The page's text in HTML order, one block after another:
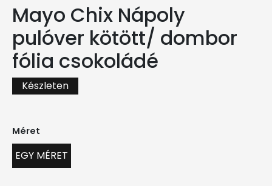
Mayo Chix Nápoly
pulóver kötött/ dombor
fólia csokoládé
Készleten
Méret
EGY MÉRET